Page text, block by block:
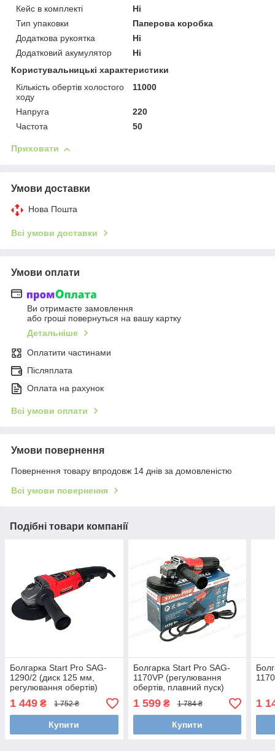
Кейс в комплекті
Ні
Тип упаковки
Паперова коробка
Додаткова рукоятка
Ні
Додатковий акумулятор
Ні
Користувальницькі характеристики
Кількість обертів холостого
ходу
11000
Напруга
220
Частота
50
Приховати
Умови доставки
Нова Пошта
Всі умови доставки
Умови оплати
Ви отримаєте замовлення
або гроші повернуться на вашу картку
Детальніше
Оплатити частинами
Післяплата
Оплата на рахунок
Всі умови оплати
Умови повернення
Повернення товару впродовж 14 днів за домовленістю
Всі умови повернення
Подібні товари компанії
Болгарка Start Pro SAG-
1290/2 (диск 125 мм,
регулювання обертів)
1 449 ₴ 1 752 ₴
Купити
Болгарка Start Pro SAG-
1170VP (регулювання
обертів, плавний пуск)
1 599₴ 1 784 ₴
Купити
1